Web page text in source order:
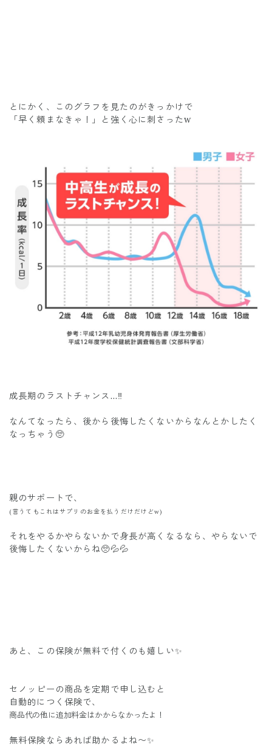
とにかく、このグラフを見たのがきっかけで
「早く頼まなきゃ！」と強く心に刺さったw
成長期のラストチャンス…‼️
なんてなったら、後から後悔したくないからなんとかしたく
なっちゃう🥺
親のサポートで、
(言うてもこれはサプリのお金を払うだけだけどw)
それをやるかやらないかで身長が高くなるなら、やらないで
後悔したくないからね🥺💦💦
あと、この保険が無料で付くのも嬉しい✨
セノッピーの商品を定期で申し込むと
自動的につく保険で、
商品代の他に追加料金はかからなかったよ！
無料保険ならあれば助かるよね〜✨